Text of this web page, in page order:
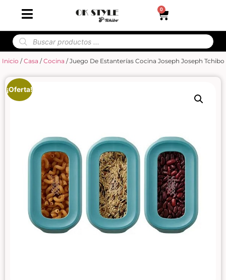
0
Inicio /Casa /Cocina / Juego De Estanterías Cocina Joseph Joseph Tchibo
¡Oferta!